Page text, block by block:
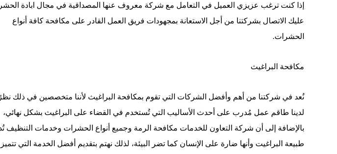
إذا كنت ترغب عزيزي العميل في التعامل مع شركة معروف عنها المصداقية في مجال ابادة
عليك الاتصال بشركتنا من أجل الاستعانة بمجهودات فريق العمل القادر على مكافحة كافة أنواع
الحشرات.
مكافحة البراغيث
نُعد في شركتنا من أهم وأفضل الشركات التي تقوم بمكافحة البراغيث لأننا متخصصين في ذلك
لدينا طاقم عمل مُدرب على أحدث الأساليب التي تُستخدم في القضاء على البراغيث بشكل نهائي،
بالإضافة إلى أن شركة التعاون للخدمات مكافحة الرمة وجميع أنواع الحشرات وخدمات التنظيف
طبيعة البراغيت وأنها ضارة على الإنسان كما تضر البيئة، لذلك نهتم بتقديم أفضل الخدمة التي تتميز